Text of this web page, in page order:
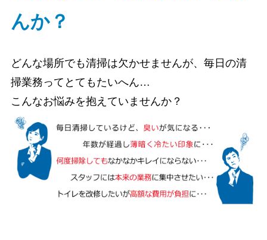
んか？
どんな場所でも清掃は欠かせませんが、毎日の清
掃業務ってとてもたいへん…
こんなお悩みを抱えていませんか？